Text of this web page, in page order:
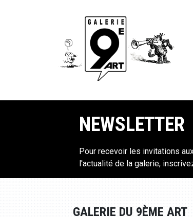
NEWSLETTER
Pour recevoir les invitations
l'actualité de la galerie,
GALERIE DU 9ÈME ART